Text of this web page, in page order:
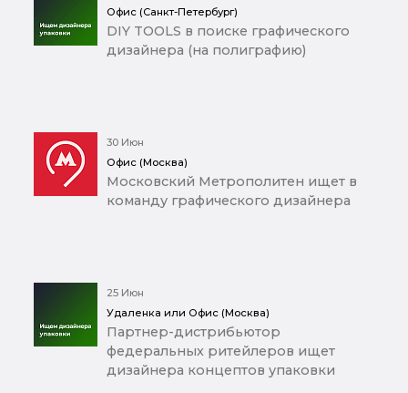
Офис (Санкт-Петербург)
DIY TOOLS в поиске графического
дизайнера (на полиграфию)
30 Июн
Офис (Москва)
Московский Метрополитен ищет в
команду графического дизайнера
25 Июн
Удаленка или Офис (Москва)
Партнер-дистрибьютор
федеральных ритейлеров ищет
дизайнера концептов упаковки